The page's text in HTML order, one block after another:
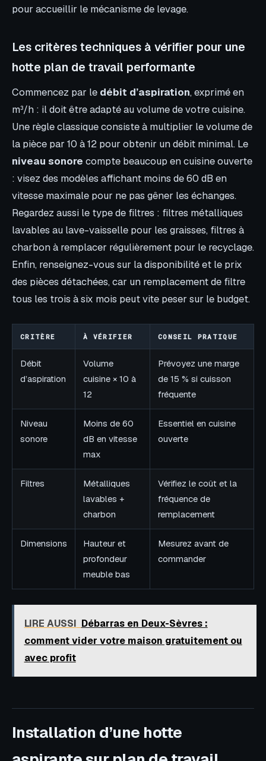
pour accueillir le mécanisme de levage.
Les critères techniques à vérifier pour une
hotte plan de travail performante
Commencez par le débit d’aspiration, exprimé en
m³/h : il doit être adapté au volume de votre cuisine.
Une règle classique consiste à multiplier le volume de
la pièce par 10 à 12 pour obtenir un débit minimal. Le
niveau sonore compte beaucoup en cuisine ouverte
: visez des modèles affichant moins de 60 dB en
vitesse maximale pour ne pas gêner les échanges.
Regardez aussi le type de filtres : filtres métalliques
lavables au lave-vaisselle pour les graisses, filtres à
charbon à remplacer régulièrement pour le recyclage.
Enfin, renseignez-vous sur la disponibilité et le prix
des pièces détachées, car un remplacement de filtre
tous les trois à six mois peut vite peser sur le budget.
CRITÈRE À VÉRIFIER CONSEIL PRATIQUE
Débit
d’aspiration
Volume
cuisine × 10 à
12
Prévoyez une marge
de 15 % si cuisson
fréquente
Niveau
sonore
Moins de 60
dB en vitesse
max
Essentiel en cuisine
ouverte
Filtres
Métalliques
lavables +
charbon
Vérifiez le coût et la
fréquence de
remplacement
Dimensions
Hauteur et
profondeur
meuble bas
Mesurez avant de
commander
LIRE AUSSI Débarras en Deux-Sèvres :
comment vider votre maison gratuitement ou
avec profit
Installation d’une hotte